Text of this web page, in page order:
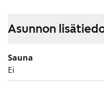
Tervetuloa tutustumaan
Asunnon
Sauna
Ei